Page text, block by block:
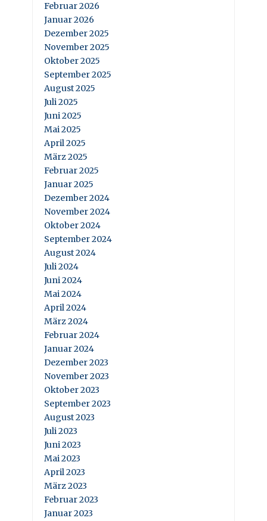
Februar 2026
Januar 2026
Dezember 2025
November 2025
Oktober 2025
September 2025
August 2025
Juli 2025
Juni 2025
Mai 2025
April 2025
März 2025
Februar 2025
Januar 2025
Dezember 2024
November 2024
Oktober 2024
September 2024
August 2024
Juli 2024
Juni 2024
Mai 2024
April 2024
März 2024
Februar 2024
Januar 2024
Dezember 2023
November 2023
Oktober 2023
September 2023
August 2023
Juli 2023
Juni 2023
Mai 2023
April 2023
März 2023
Februar 2023
Januar 2023